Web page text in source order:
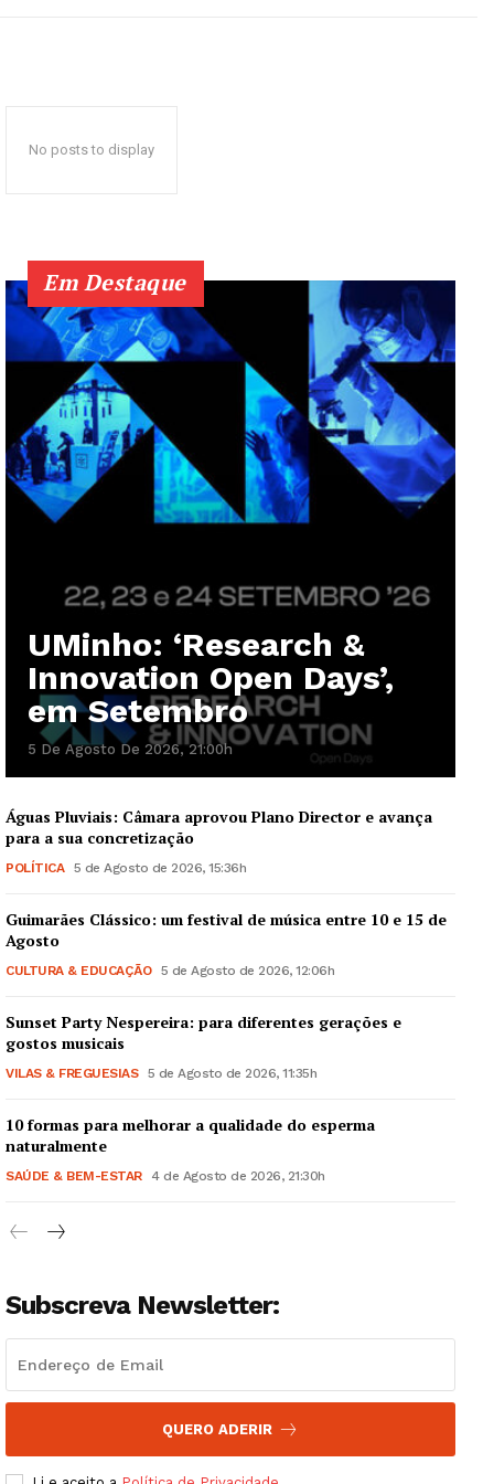
Guimarães, agora!
Institucional
Artigos
Edição Digital
Grande Entrevista
No posts to display
Em Destaque
UMinho: ‘Research &
Innovation Open Days’,
em Setembro
5 De Agosto De 2026, 21:00h
Águas Pluviais: Câmara aprovou Plano Director e avança
para a sua concretização
POLÍTICA 5 de Agosto de 2026, 15:36h
Guimarães Clássico: um festival de música entre 10 e 15 de
Agosto
CULTURA & EDUCAÇÃO 5 de Agosto de 2026, 12:06h
Sunset Party Nespereira: para diferentes gerações e
gostos musicais
VILAS & FREGUESIAS 5 de Agosto de 2026, 11:35h
10 formas para melhorar a qualidade do esperma
naturalmente
SAÚDE & BEM-ESTAR 4 de Agosto de 2026, 21:30h
Subscreva Newsletter:
QUERO ADERIR